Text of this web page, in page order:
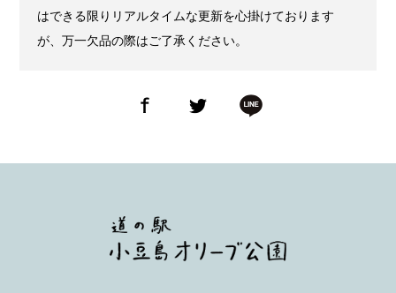
はできる限りリアルタイムな更新を心掛けております
が、万一欠品の際はご了承ください。